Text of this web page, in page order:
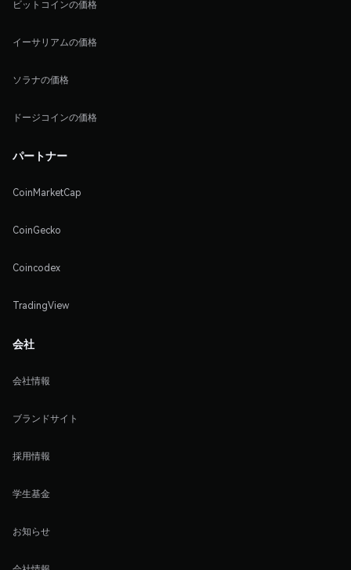
ビットコインの価格
イーサリアムの価格
ソラナの価格
ドージコインの価格
パートナー
CoinMarketCap
CoinGecko
Coincodex
TradingView
会社
会社情報
ブランドサイト
採用情報
学生基金
お知らせ